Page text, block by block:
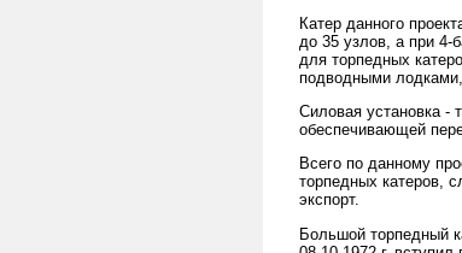
Катер данного
до 35 узлов, а при 4-
для торпедных
подводными лодками,
Силовая установка -
обеспечивающей
Всего по данному
торпедных катеров,
экспорт.
Большой торпедный